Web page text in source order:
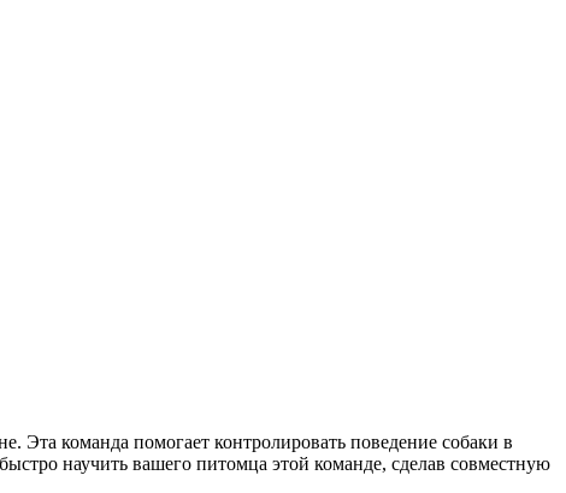
команда помогает контролировать поведение собаки в
научить вашего питомца этой команде, сделав совместную